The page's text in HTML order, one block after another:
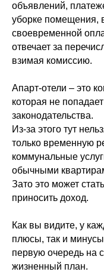
объявлений,
уборке помещения,
своевременной
отвечает за
взимая комиссию.
Апарт-отели – это
которая не
законодательства.
Из-за этого тут
только временную
коммунальные
обычными
Зато это может
приносить доход.
Как вы видите, у
плюсы, так и
первую очередь на
жизненный план.